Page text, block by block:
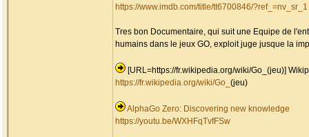
https://www.imdb.com/title/tt6700846/?ref_=nv_sr_1
Tres bon Documentaire, qui suit une Equipe de
humains dans le jeux GO, exploit juge jusque la
[URL=https://fr.wikipedia.org/wiki/Go_(jeu)]
https://fr.wikipedia.org/wiki/Go_ (jeu)
AlphaGo Zero: Discovering new knowledge
https://youtu.be/WXHFqTvfFSw